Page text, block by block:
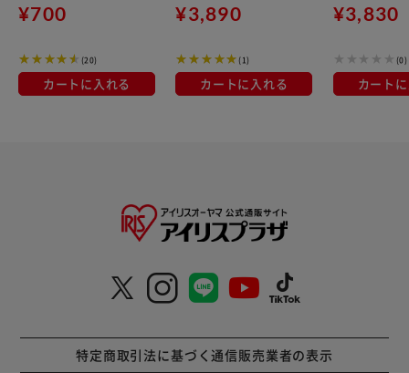
モカ 4杯
¥700
(20)
カートに入れる
セル フラットホワイト
¥3,890
(1)
カートに入れる
カフェ ドルチ
専用カプセル
¥3,830
(0)
カート
特定商取引法に基づく通信販売業者の表示